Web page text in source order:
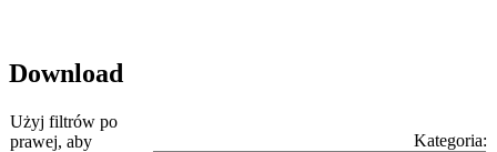
Download
Użyj filtrów po
prawej, aby
Kategoria: